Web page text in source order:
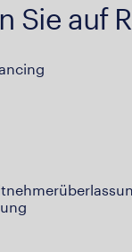
Sie auf